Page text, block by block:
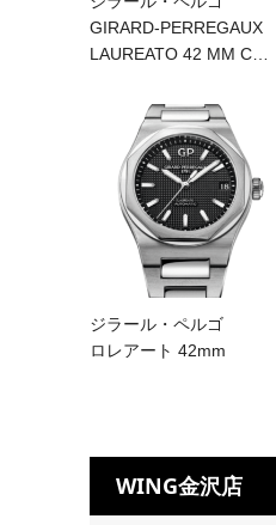
GIRARD-PERREGAUX
LAUREATO 42 MM C…
ジラール・ペルゴ
ロレアート 42mm
WING金沢店